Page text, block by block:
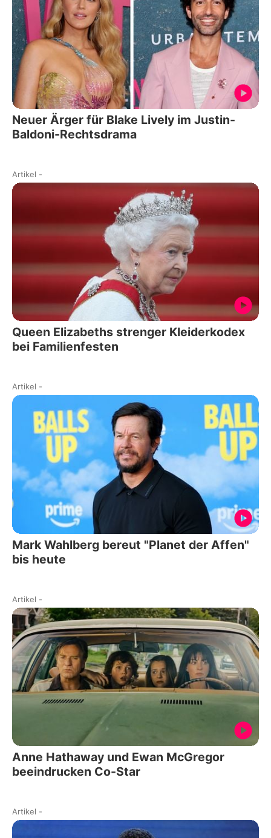
Neuer Ärger für Blake Lively im Justin-
Baldoni-Rechtsdrama
Artikel -
Queen Elizabeths strenger Kleiderkodex
bei Familienfesten
Artikel -
Mark Wahlberg bereut "Planet der Affen"
bis heute
Artikel -
Anne Hathaway und Ewan McGregor
beeindrucken Co-Star
Artikel -